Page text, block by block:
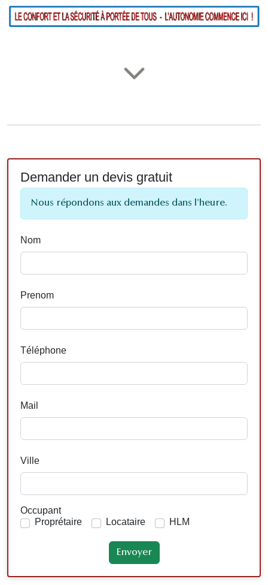
Demander un devis gratuit
Nous répondons aux demandes dans l'heure.
Nom
Prenom
Téléphone
Mail
Ville
Occupant
Proprétaire
Locataire HLM